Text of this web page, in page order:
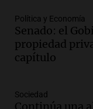
ayuda por
Amamos
Episodios
avanza
accidente
Política y Economía
Senado: el
propiedad
capítulo
Sociedad